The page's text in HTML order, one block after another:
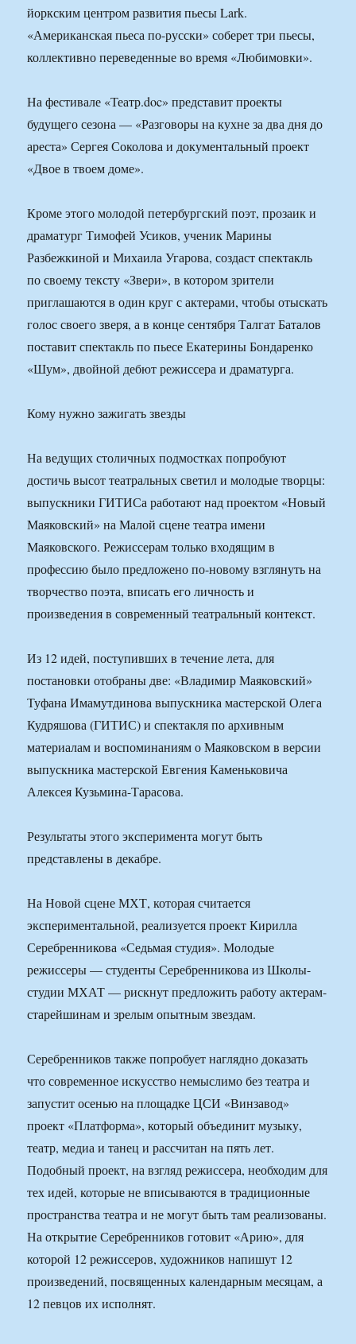
йоркским центром развития пьесы Lark.
«Американская пьеса по-русски» соберет три пьесы,
коллективно переведенные во время «Любимовки».
На фестивале «Театр.doc» представит проекты
будущего сезона — «Разговоры на кухне за два дня до
ареста» Сергея Соколова и документальный проект
«Двое в твоем доме».
Кроме этого молодой петербургский поэт, прозаик и
драматург Тимофей Усиков, ученик Марины
Разбежкиной и Михаила Угарова, создаст спектакль
по своему тексту «Звери», в котором зрители
приглашаются в один круг с актерами, чтобы отыскать
голос своего зверя, а в конце сентября Талгат Баталов
поставит спектакль по пьесе Екатерины Бондаренко
«Шум», двойной дебют режиссера и драматурга.
Кому нужно зажигать звезды
На ведущих столичных подмостках попробуют
достичь высот театральных светил и молодые творцы:
выпускники ГИТИСа работают над проектом «Новый
Маяковский» на Малой сцене театра имени
Маяковского. Режиссерам только входящим в
профессию было предложено по-новому взглянуть на
творчество поэта, вписать его личность и
произведения в современный театральный контекст.
Из 12 идей, поступивших в течение лета, для
постановки отобраны две: «Владимир Маяковский»
Туфана Имамутдинова выпускника мастерской Олега
Кудряшова (ГИТИС) и спектакля по архивным
материалам и воспоминаниям о Маяковском в версии
выпускника мастерской Евгения Каменьковича
Алексея Кузьмина-Тарасова.
Результаты этого эксперимента могут быть
представлены в декабре.
На Новой сцене МХТ, которая считается
экспериментальной, реализуется проект Кирилла
Серебренникова «Седьмая студия». Молодые
режиссеры — студенты Серебренникова из Школы-
студии МХАТ — рискнут предложить работу актерам-
старейшинам и зрелым опытным звездам.
Серебренников также попробует наглядно доказать
что современное искусство немыслимо без театра и
запустит осенью на площадке ЦСИ «Винзавод»
проект «Платформа», который объединит музыку,
театр, медиа и танец и рассчитан на пять лет.
Подобный проект, на взгляд режиссера, необходим для
тех идей, которые не вписываются в традиционные
пространства театра и не могут быть там реализованы.
На открытие Серебренников готовит «Арию», для
которой 12 режиссеров, художников напишут 12
произведений, посвященных календарным месяцам, а
12 певцов их исполнят.